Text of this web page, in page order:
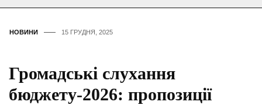
НОВИНИ 15 ГРУДНЯ, 2025
Громадські слухання
бюджету-2026: пропозиції